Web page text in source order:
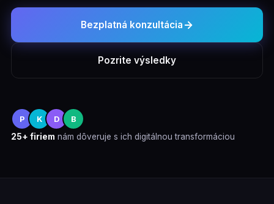
Bezplatná konzultácia
Pozrite výsledky
P K D B
25+ firiem nám dôveruje s ich digitálnou transformáciou